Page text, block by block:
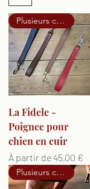
Plusieurs couleurs dispo
La Fidele -
Poignee pour
chien en cuir
À partir de 45,00 €
Prix promotionnel
Plusieurs couleurs dispo